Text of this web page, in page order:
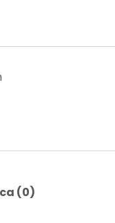
(0)